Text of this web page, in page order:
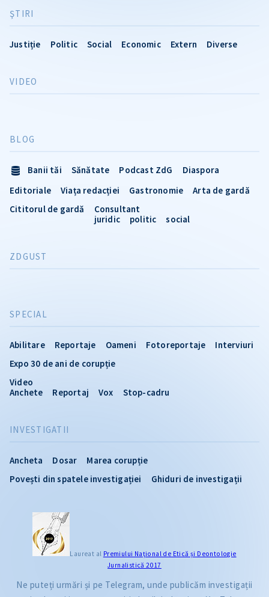
ŞTIRI
Justiție Politic Social Economic Extern Diverse
INVESTIGATII
Ancheta Dosar
Marea corupție
Povești din spatele investigației
Ghiduri de investigații
VIDEO
SPECIAL
Abilitare Reportaje Oameni Fotoreportaje
Interviuri
Expo 30 de ani de corupție
Video
Anchete
Reportaj Vox Stop-cadru
BLOG
Banii tăi Sănătate Podcast ZdG
Diaspora
Editoriale
Viața redacției Gastronomie
Arta de gardă
Cititorul de gardă
Consultant
juridic
politic social
ZDGUST
Laureat al Premiului Naţional de Etică și Deontologie
Jurnalistică 2017
Ne puteți urmări și pe Telegram, unde publicăm investigații